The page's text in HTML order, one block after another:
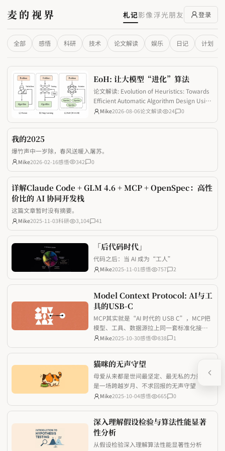
麦的视界 札记影像 浮光朋友 登录
全部 感悟 科研 技术 论文解读 娱乐 日记 计划
EoH: 让大模型“进化”算法
论文解读: Evolution of Heuristics: Towards
Efficient Automatic Algorithm Design Using
Large Language Model
Mike2026-08-06论文解读 24 0
我的2025
爆竹声中一岁除，春风送暖入屠苏。
Mike2026-02-16感悟 342 0
详解Claude Code + GLM 4.6 + MCP + OpenSpec：高性
价比的 AI 协同开发栈
这篇文章暂时没有摘要。
Mike2025-11-03科研 3,104 41
「后代码时代」
代码之后：当 AI 成为“工人”
Mike2025-11-01感悟 757 2
Model Context Protocol: AI与工
具的USB-C
MCP其实就是“AI 时代的 USB C”，MCP把
模型、工具、数据源拉上同一套标准化接
口，让开发者少踩重复造轮子的坑，也让 AI
应用真正具备随取随用的上下文能力。
Mike2025-10-30感悟 838 1
猫咪的无声守望
母爱从来都是世间最坚定、最无私的力量，
是一场跨越岁月、不求回报的无声守望
Mike2025-10-04感悟 665 0
深入理解假设检验与算法性能显著
性分析
从假设检验深入理解算法性能显著性分析